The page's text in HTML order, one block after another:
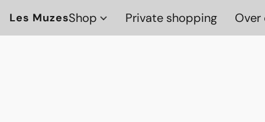
Les MuzesShop Private shopping Over